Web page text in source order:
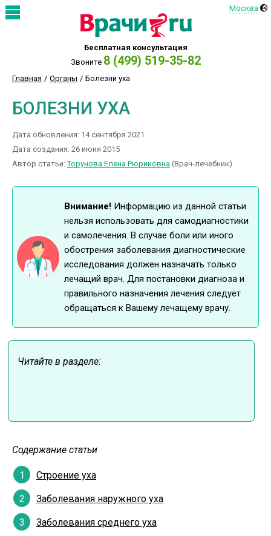
Бесплатная консультация
Звоните 8 (499) 519-35-82
Москва
Главная Органы Болезни уха
БОЛЕЗНИ УХА
Дата обновления: 14 сентября 2021
Дата создания: 26 июня 2015
Автор статьи:Торунова Елена Рюриковна (Врач-лечебник)
Внимание! Информацию из данной статьи
нельзя использовать для самодиагностики
и самолечения. В случае боли или иного
обострения заболевания диагностические
исследования должен назначать только
лечащий врач. Для постановки диагноза и
правильного назначения лечения следует
обращаться к Вашему лечащему врачу.
Читайте в разделе:
Содержание статьи
Строение уха
Заболевания наружного уха
Заболевания среднего уха